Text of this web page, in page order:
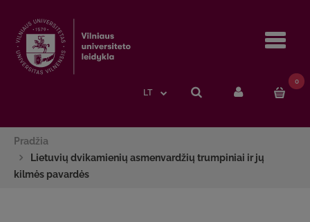
LT
0
Pradžia
Lietuvių dvikamienių asmenvardžių trumpiniai ir jų
kilmės pavardės